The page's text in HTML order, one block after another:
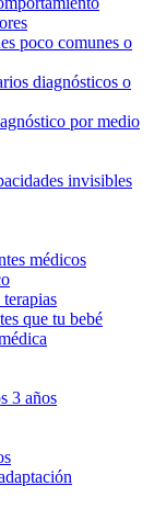
poco comunes o
diagnósticos o
por medio
invisibles
médicos
que tu bebé
3 años